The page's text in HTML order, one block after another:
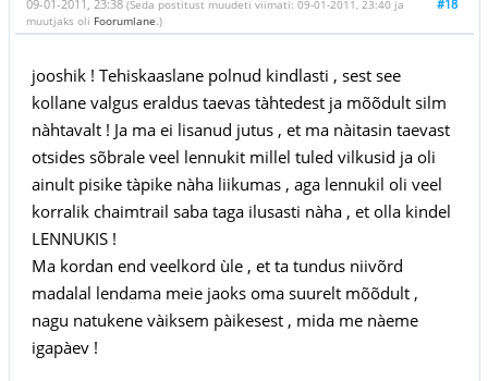
#18
09-01-2011, 23:38 (Seda postitust muudeti viimati: 09-01-2011, 23:40 ja
muutjaks oli Foorumlane .)
jooshik ! Tehiskaaslane polnud kindlasti , sest see
kollane valgus eraldus taevas tàhtedest ja mõõdult silm
nàhtavalt ! Ja ma ei lisanud jutus , et ma nàitasin taevast
otsides sõbrale veel lennukit millel tuled vilkusid ja oli
ainult pisike tàpike nàha liikumas , aga lennukil oli veel
korralik chaimtrail saba taga ilusasti nàha , et olla kindel
LENNUKIS !
Ma kordan end veelkord ùle , et ta tundus niivõrd
madalal lendama meie jaoks oma suurelt mõõdult ,
nagu natukene vàiksem pàikesest , mida me nàeme
igapàev !